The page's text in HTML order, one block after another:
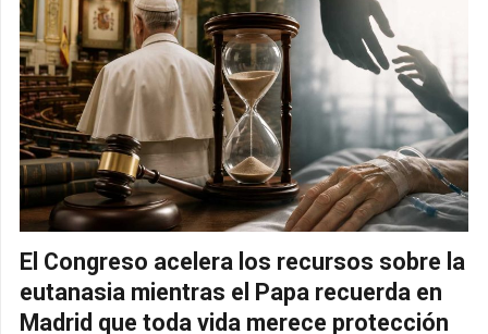
El Congreso acelera los recursos sobre la
eutanasia mientras el Papa recuerda en
Madrid que toda vida merece protección